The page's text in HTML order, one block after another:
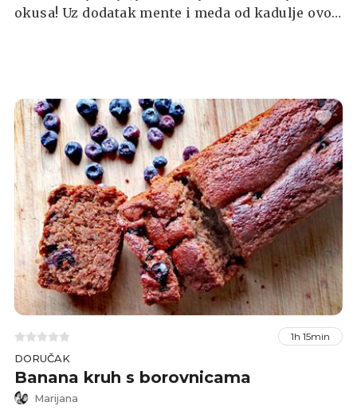
okusa! Uz dodatak mente i meda od kadulje ovo
1h 15min
DORUČAK
Banana kruh s borovnicama
Marijana